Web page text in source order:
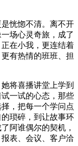
恍惚不清。离不开
场心灵奇旅，成了
在小我，更连结着
有热情的班班、担
将喜播讲堂上学到
一试的心态，那些
，把每一个学问点
琐碎，到让故事环
阿谁偶尔的契机，
表、会议、客户洽